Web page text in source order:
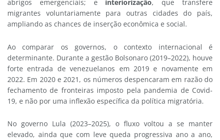
abrigos emergenciais; e interiorização, que transfere
migrantes voluntariamente para outras cidades do país,
ampliando as chances de inserção econômica e social.
Ao comparar os governos, o contexto internacional é
determinante. Durante a gestão Bolsonaro (2019–2022), houve
forte entrada de venezuelanos em 2019 e novamente em
2022. Em 2020 e 2021, os números despencaram em razão do
fechamento de fronteiras imposto pela pandemia de Covid-
19, e não por uma inflexão específica da política migratória.
No governo Lula (2023–2025), o fluxo voltou a se manter
elevado, ainda que com leve queda progressiva ano a ano,